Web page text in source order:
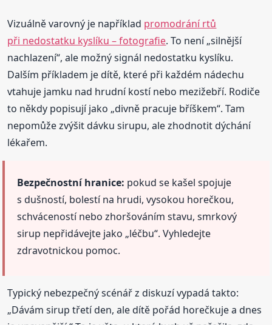
Vizuálně varovný je například promodrání rtů
při nedostatku kyslíku – fotografie. To není „silnější
nachlazení“, ale možný signál nedostatku kyslíku.
Dalším příkladem je dítě, které při každém nádechu
vtahuje jamku nad hrudní kostí nebo mezižebří. Rodiče
to někdy popisují jako „divně pracuje bříškem“. Tam
nepomůže zvýšit dávku sirupu, ale zhodnotit dýchání
lékařem.
Bezpečnostní hranice: pokud se kašel spojuje
s dušností, bolestí na hrudi, vysokou horečkou,
schváceností nebo zhoršováním stavu, smrkový
sirup nepřidávejte jako „léčbu“. Vyhledejte
zdravotnickou pomoc.
Typický nebezpečný scénář z diskuzí vypadá takto:
„Dávám sirup třetí den, ale dítě pořád horečkuje a dnes